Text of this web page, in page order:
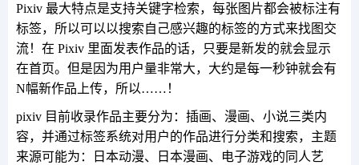
Pixiv 最大特点是支持关键字检索，每张图片都会被标注有
标签，所以可以以搜索自己感兴趣的标签的方式来找图交
流！在 Pixiv 里面发表作品的话，只要是新发的就会显示
在首页。但是因为用户量非常大，大约是每一秒钟就会有
N幅新作品上传，所以……！
pixiv 目前收录作品主要分为：插画、漫画、小说三类内
容，并通过标签系统对用户的作品进行分类和搜索，主题
来源可能为：日本动漫、日本漫画、电子游戏的同人艺